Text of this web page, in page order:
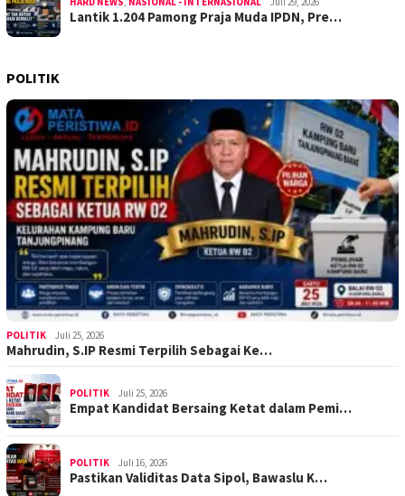
Lantik 1.204 Pamong Praja Muda IPDN, Pre…
POLITIK
POLITIK Juli 25, 2026
Mahrudin, S.IP Resmi Terpilih Sebagai Ke…
POLITIK Juli 25, 2026
Empat Kandidat Bersaing Ketat dalam Pemi…
POLITIK Juli 16, 2026
Pastikan Validitas Data Sipol, Bawaslu K…